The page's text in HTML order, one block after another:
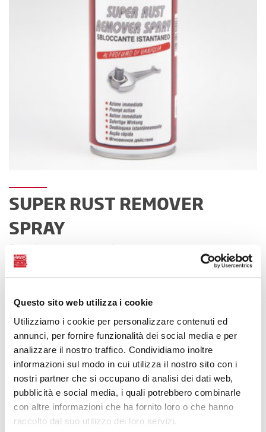
Questo sito web utilizza i cookie
Utilizziamo i cookie per personalizzare contenuti ed
annunci, per fornire funzionalità dei social media e per
analizzare il nostro traffico. Condividiamo inoltre
informazioni sul modo in cui utilizza il nostro sito con i
nostri partner che si occupano di analisi dei dati web,
pubblicità e social media, i quali potrebbero combinarle
con altre informazioni che ha fornito loro o che hanno
raccolto dal suo utilizzo dei loro servizi.
SUPER RUST REMOVER
SPRAY